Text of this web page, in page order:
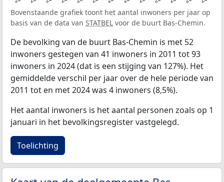
Bovenstaande grafiek toont het aantal inwoners per jaar op
basis van de data van STATBEL voor de buurt Bas-Chemin.
De bevolking van de buurt Bas-Chemin is met 52
inwoners gestegen van 41 inwoners in 2011 tot 93
inwoners in 2024 (dat is een stijging van 127%). Het
gemiddelde verschil per jaar over de hele periode van
2011 tot en met 2024 was 4 inwoners (8,5%).
Het aantal inwoners is het aantal personen zoals op 1
januari in het bevolkingsregister vastgelegd.
Toelichting